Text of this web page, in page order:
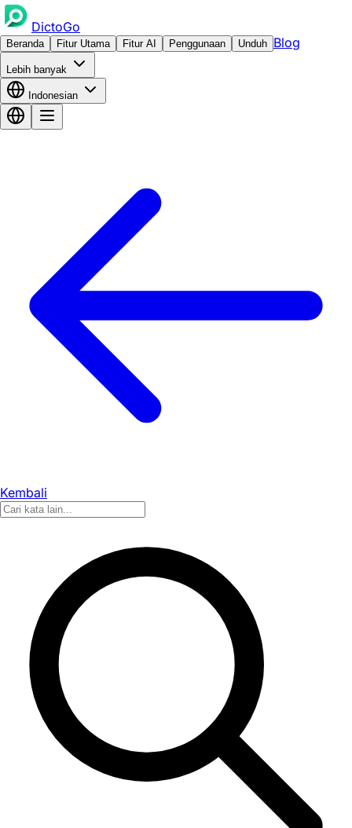
DictoGo
Beranda Fitur Utama Fitur AI Penggunaan Unduh Blog
Lebih banyak
Indonesian
Kembali